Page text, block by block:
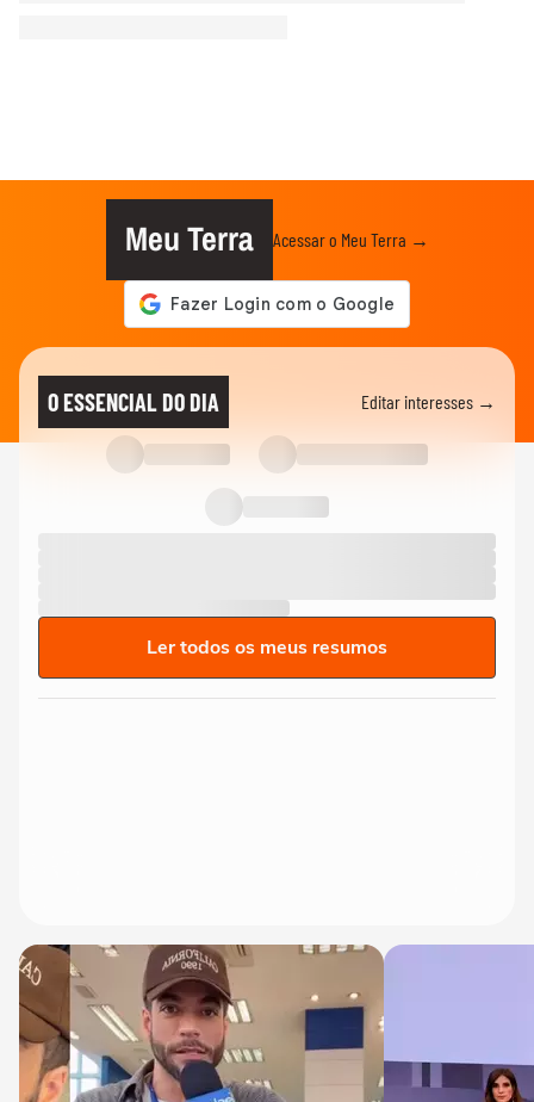
Meu Terra Acessar o Meu Terra →
O ESSENCIAL DO DIA Editar interesses →
Ler todos os meus resumos